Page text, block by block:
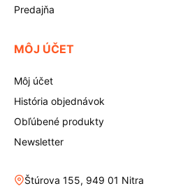
Predajňa
MÔJ ÚČET
Môj účet
História objednávok
Obľúbené produkty
Newsletter
Štúrova 155, 949 01 Nitra